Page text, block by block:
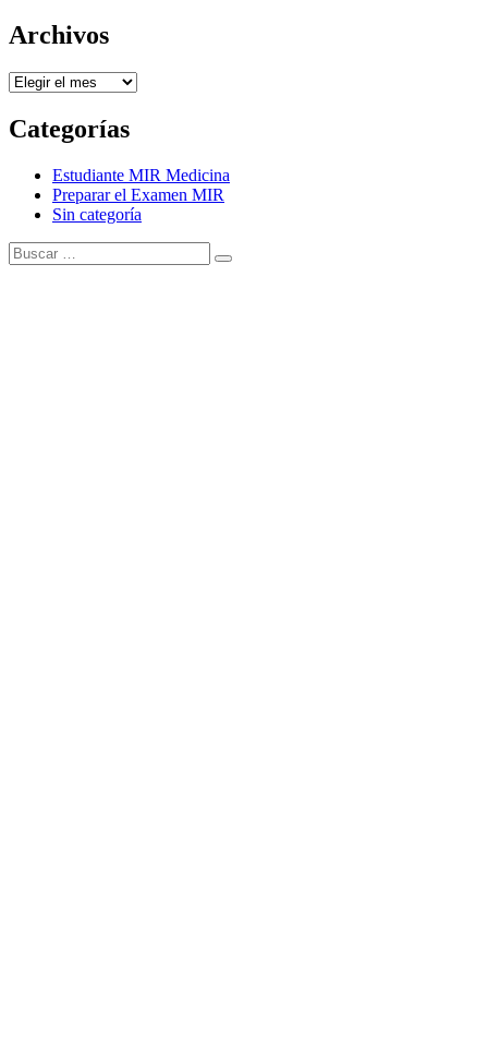
Archivos
Archivos
Categorías
Estudiante MIR Medicina
Preparar el Examen MIR
Sin categoría
Buscar:
Buscar